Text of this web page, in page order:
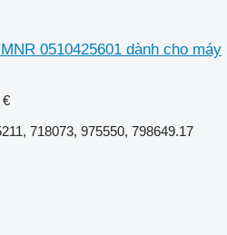
0510425601 dành cho máy
€
718073, 975550, 798649.17